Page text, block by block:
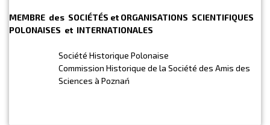
MEMBRE des SOCIÉTÉS et ORGANISATIONS SCIENTIFIQUES
POLONAISES et INTERNATIONALES
Société Historique Polonaise
Commission Historique de la Société des Amis des
Sciences à Poznań